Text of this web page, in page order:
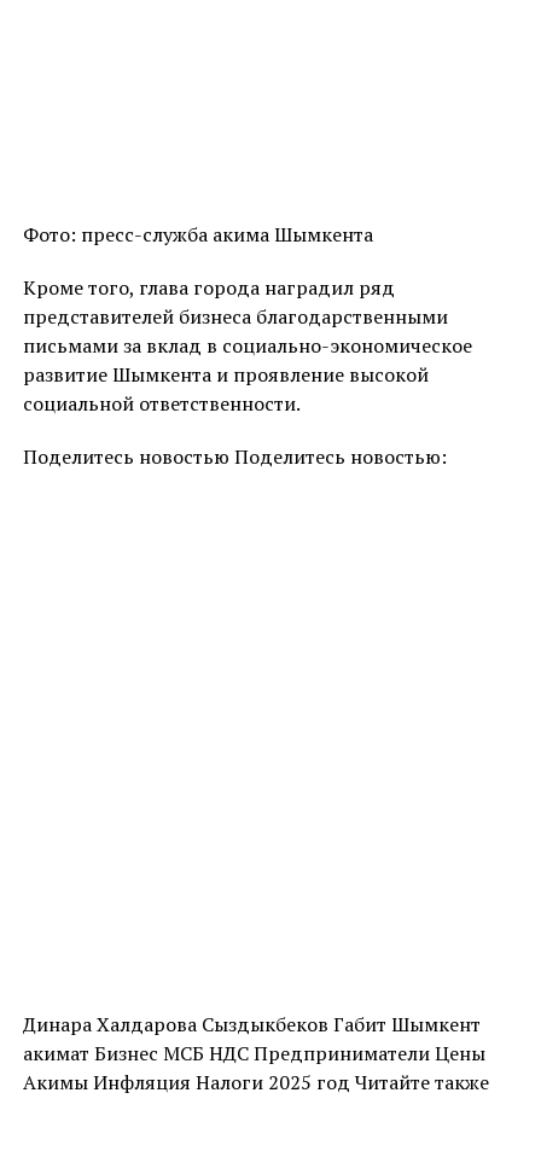
Фото: пресс-служба акима Шымкента
Кроме того, глава города наградил ряд
представителей бизнеса благодарственными
письмами за вклад в социально-экономическое
развитие Шымкента и проявление высокой
социальной ответственности.
Поделитесь новостью Поделитесь новостью:
Динара Халдарова Сыздыкбеков Габит Шымкент
акимат Бизнес МСБ НДС Предприниматели Цены
Акимы Инфляция Налоги 2025 год Читайте также